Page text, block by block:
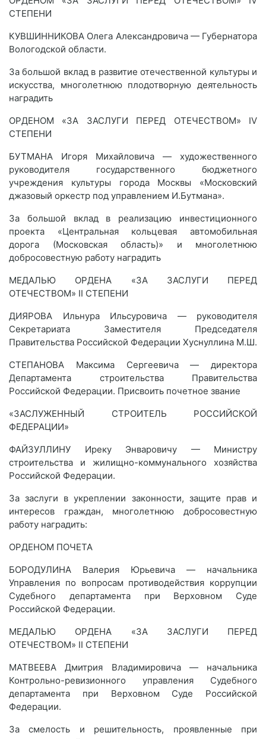
СТЕПЕНИ
КУВШИННИКОВА Олега Александровича — Губернатора
Вологодской области.
За большой вклад в развитие отечественной культуры и
искусства, многолетнюю плодотворную деятельность
наградить
ОРДЕНОМ «ЗА ЗАСЛУГИ ПЕРЕД ОТЕЧЕСТВОМ» IV
СТЕПЕНИ
БУТМАНА Игоря Михайловича — художественного
руководителя государственного бюджетного
учреждения культуры города Москвы «Московский
джазовый оркестр под управлением И.Бутмана».
За большой вклад в реализацию инвестиционного
проекта «Центральная кольцевая автомобильная
дорога (Московская область)» и многолетнюю
добросовестную работу наградить
МЕДАЛЬЮ ОРДЕНА «ЗА ЗАСЛУГИ ПЕРЕД
ОТЕЧЕСТВОМ» II СТЕПЕНИ
ДИЯРОВА Ильнура Ильсуровича — руководителя
Секретариата Заместителя Председателя
Правительства Российской Федерации Хуснуллина М.Ш.
СТЕПАНОВА Максима Сергеевича — директора
Департамента строительства Правительства
Российской Федерации. Присвоить почетное звание
«ЗАСЛУЖЕННЫЙ СТРОИТЕЛЬ РОССИЙСКОЙ
ФЕДЕРАЦИИ»
ФАЙЗУЛЛИНУ Иреку Энваровичу — Министру
строительства и жилищно-коммунального хозяйства
Российской Федерации.
За заслуги в укреплении законности, защите прав и
интересов граждан, многолетнюю добросовестную
работу наградить:
ОРДЕНОМ ПОЧЕТА
БОРОДУЛИНА Валерия Юрьевича — начальника
Управления по вопросам противодействия коррупции
Судебного департамента при Верховном Суде
Российской Федерации.
МЕДАЛЬЮ ОРДЕНА «ЗА ЗАСЛУГИ ПЕРЕД
ОТЕЧЕСТВОМ» II СТЕПЕНИ
МАТВЕЕВА Дмитрия Владимировича — начальника
Контрольно-ревизионного управления Судебного
департамента при Верховном Суде Российской
Федерации.
За смелость и решительность, проявленные при